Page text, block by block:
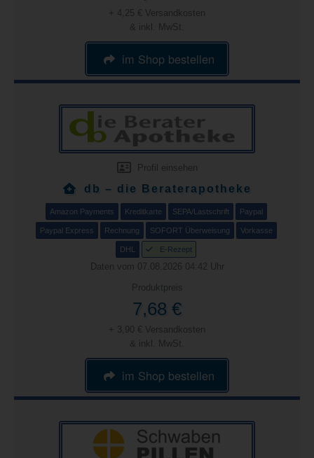
+ 4,25 € Versandkosten
& inkl. MwSt.
im Shop bestellen
Profil einsehen
db – die Beraterapotheke
Amazon Payments Kreditkarte SEPA/Lastschrift Paypal
Paypal Express Rechnung SOFORT Überweisung Vorkasse
DHL E-Rezept
Daten vom 07.08.2026 04:42 Uhr
Produktpreis
7,68 €
+ 3,90 € Versandkosten
& inkl. MwSt.
im Shop bestellen